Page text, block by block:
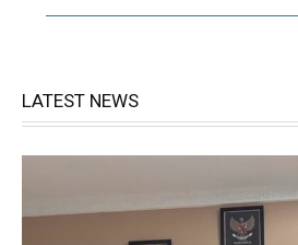
LATEST NEWS